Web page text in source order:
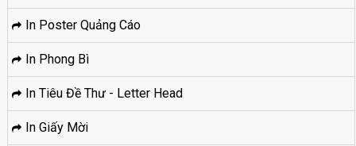
In Poster Quảng Cáo
In Phong Bì
In Tiêu Đề Thư - Letter Head
In Giấy Mời